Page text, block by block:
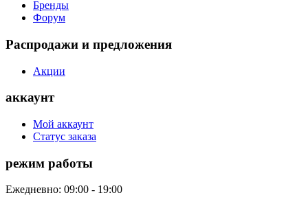
Бренды
Форум
Распродажи и предложения
Акции
аккаунт
Мой аккаунт
Статус заказа
режим работы
Ежедневно: 09:00 - 19:00